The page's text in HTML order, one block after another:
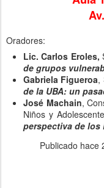
Oradores:
Lic. Carlos Eroles,
de grupos
Gabriela Figueroa,
de la UBA: un
José Machain,
Niños y
perspectiva de los
Publicado hace